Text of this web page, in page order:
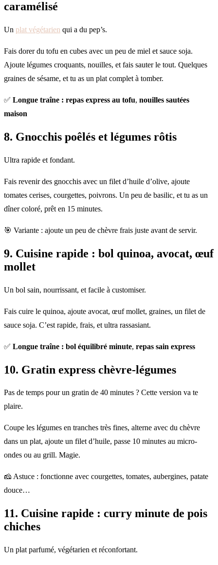
caramélisé
Un plat végétarien qui a du pep’s.
Fais dorer du tofu en cubes avec un peu de miel et sauce soja.
Ajoute légumes croquants, nouilles, et fais sauter le tout. Quelques
graines de sésame, et tu as un plat complet à tomber.
✅ Longue traîne : repas express au tofu, nouilles sautées
maison
8. Gnocchis poêlés et légumes rôtis
Ultra rapide et fondant.
Fais revenir des gnocchis avec un filet d’huile d’olive, ajoute
tomates cerises, courgettes, poivrons. Un peu de basilic, et tu as un
dîner coloré, prêt en 15 minutes.
🎯 Variante : ajoute un peu de chèvre frais juste avant de servir.
9. Cuisine rapide : bol quinoa, avocat, œuf
mollet
Un bol sain, nourrissant, et facile à customiser.
Fais cuire le quinoa, ajoute avocat, œuf mollet, graines, un filet de
sauce soja. C’est rapide, frais, et ultra rassasiant.
✅ Longue traîne : bol équilibré minute, repas sain express
10. Gratin express chèvre-légumes
Pas de temps pour un gratin de 40 minutes ? Cette version va te
plaire.
Coupe les légumes en tranches très fines, alterne avec du chèvre
dans un plat, ajoute un filet d’huile, passe 10 minutes au micro-
ondes ou au grill. Magie.
🧀 Astuce : fonctionne avec courgettes, tomates, aubergines, patate
douce…
11. Cuisine rapide : curry minute de pois
chiches
Un plat parfumé, végétarien et réconfortant.